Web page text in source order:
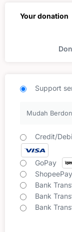
Your donation
Support
Mudah
Credit/
GoPay
ShopeePay
Bank
Bank
Bank